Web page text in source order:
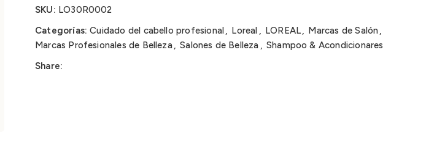
SKU: LO30R0002
Categorías: Cuidado del cabello profesional, Loreal , LOREAL, Marcas de Salón,
Marcas Profesionales de Belleza, Salones de Belleza , Shampoo & Acondicionares
Share: